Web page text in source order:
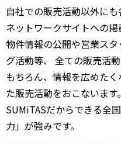
自社での販売活動以外に
ネットワークサイトへの
物件情報の公開や営業ス
グ活動等、 全ての販売活
もちろん、情報を広めた
た販売活動をおこないます。
SUMiTASだからできる全
力」が強みです。